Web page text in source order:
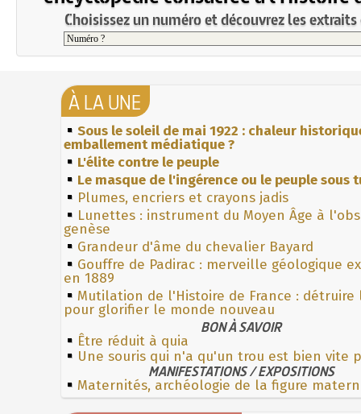
Choisissez un numéro et découvrez les
À LA UNE
Sous le soleil de mai 1922 : chaleur
emballement médiatique ?
L'élite contre le peuple
Le masque de l'ingérence ou le peuple sous
Plumes, encriers et crayons jadis
Lunettes : instrument du Moyen Âge à
genèse
Grandeur d'âme du chevalier Bayard
Gouffre de Padirac : merveille géologique
en 1889
Mutilation de l'Histoire de France : détruire
pour glorifier le monde nouveau
BON À SAVOIR
Être réduit à quia
Une souris qui n'a qu'un trou est bien vite
MANIFESTATIONS / EXPOSITIONS
Maternités, archéologie de la figure